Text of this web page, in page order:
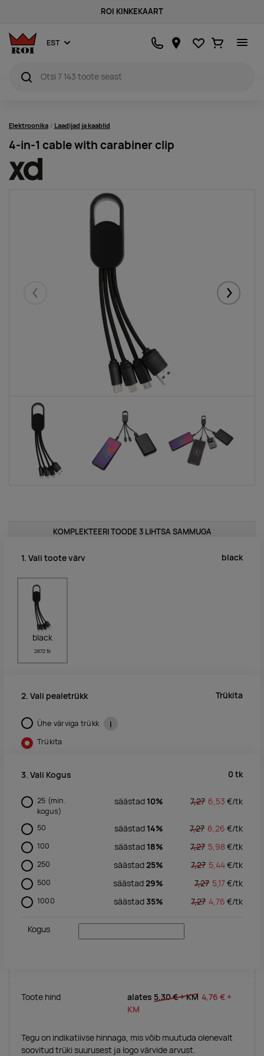
ROI KINKEKAART
EST Lemmikud
Ostukorv
Elektroonika Laadijad ja kaablid
4-in-1 cable with carabiner clip
Eelmised
KOMPLEKTEERI TOODE 3 LIHTSA SAMMUGA
1. Vali toote värv black
black
2672 tk
2. Vali pealetrükk Trükita
Ühe värviga trükk i
Trükita
3. Vali Kogus 0 tk
25 (min.
kogus)
säästad 10% 7,27 6,53 €/tk
50 säästad 14% 7,27 6,26 €/tk
100 säästad 18% 7,27 5,98 €/tk
250 säästad25% 7,27 5,44€/tk
500 säästad29% 7,27 5,17€/tk
1000 säästad 35% 7,27 4,76 €/tk
Kogus
Toote hind alates 5,30 €+ KM 4,76 € +
KM
Tegu on indikatiivse hinnaga, mis võib muutuda olenevalt
soovitud trüki suurusest ja logo värvide arvust.